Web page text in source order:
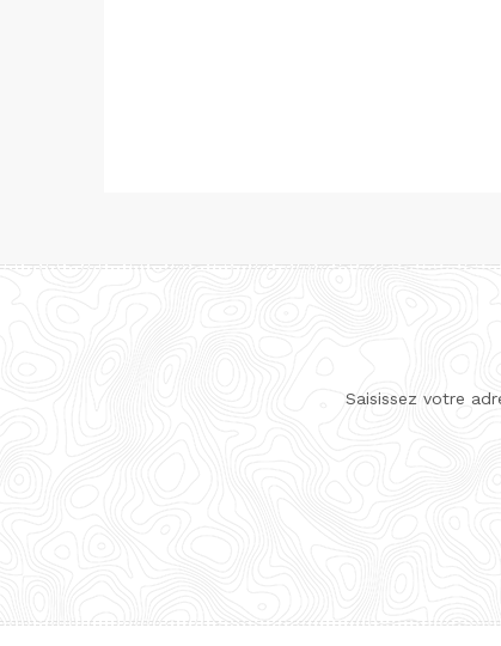
Saisissez votre